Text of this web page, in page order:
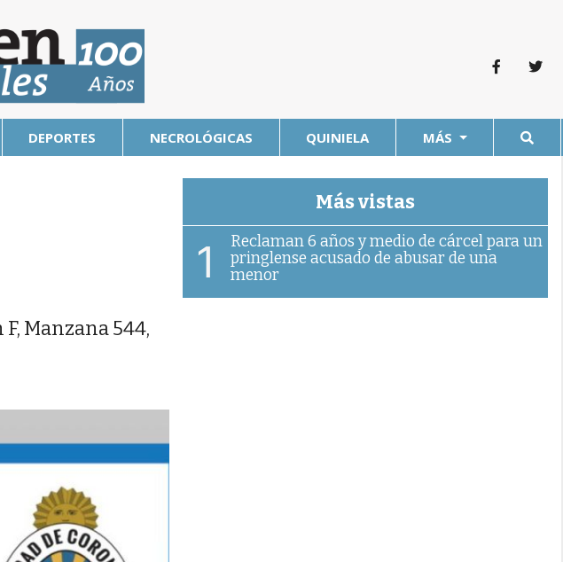
DEPORTES NECROLÓGICAS QUINIELA MÁS
Manzana 544,
Más vistas
1
Reclaman 6 años y medio de cárcel para un
pringlense acusado de abusar de una
menor